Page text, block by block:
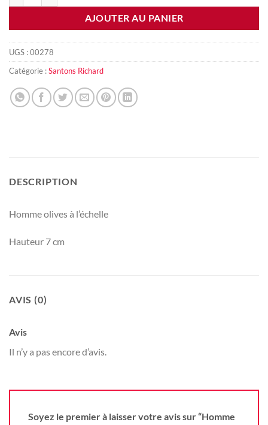
AJOUTER AU PANIER
UGS :00278
Catégorie :Santons Richard
DESCRIPTION
Homme olives à l’échelle
Hauteur 7 cm
AVIS (0)
Avis
Il n’y a pas encore d’avis.
Soyez le premier à laisser votre avis sur “Homme